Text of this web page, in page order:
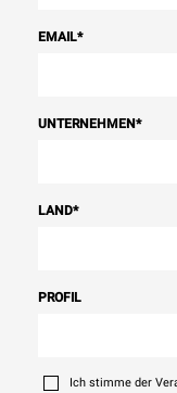
EMAIL*
UNTERNEHMEN*
LAND*
PROFIL
Ich stimme der